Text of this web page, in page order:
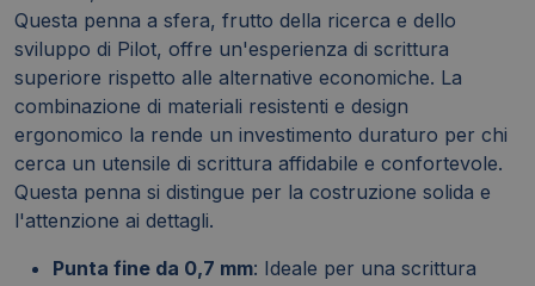
Questa penna a sfera, frutto della ricerca e dello
sviluppo di Pilot, offre un'esperienza di scrittura
superiore rispetto alle alternative economiche. La
combinazione di materiali resistenti e design
ergonomico la rende un investimento duraturo per chi
cerca un utensile di scrittura affidabile e confortevole.
Questa penna si distingue per la costruzione solida e
l'attenzione ai dettagli.
Punta fine da 0,7 mm: Ideale per una scrittura